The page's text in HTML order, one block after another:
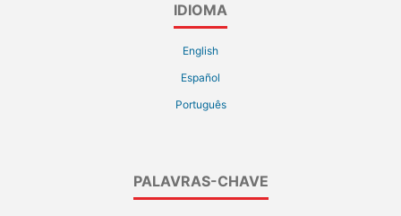
IDIOMA
English
Español
Português
PALAVRAS-CHAVE